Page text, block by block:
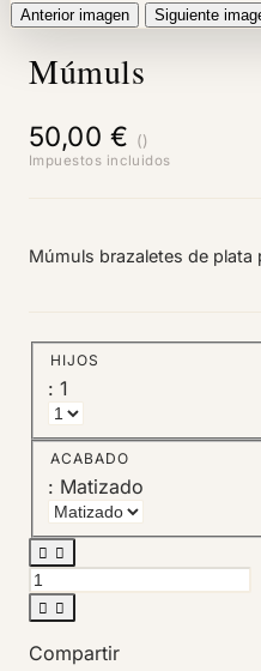
Anterior imagen Siguiente
Múmuls
50,00 € ()
Impuestos incluidos
Múmuls brazaletes de plata
HIJOS
: 1
ACABADO
: Matizado
 
 
Compartir